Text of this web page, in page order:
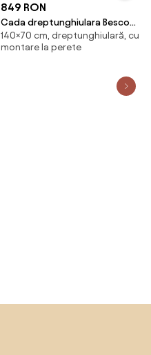
849 RON
Cada dreptunghiulara Besco
Shea 140x70 cm montaj cu
panouri
140×70 cm, dreptunghiulară, cu
montare la perete